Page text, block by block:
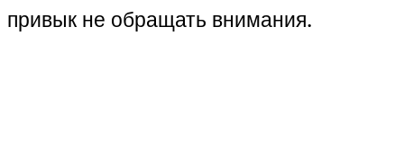
привык не обращать внимания.